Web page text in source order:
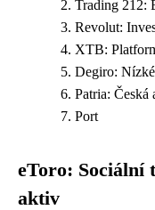
Trading 212:
Revolut:
XTB:
Degiro:
Patria: Česká
Port
eToro: Sociální
aktiv